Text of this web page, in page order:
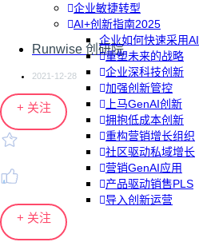
企业敏捷转型
AI+创新指南2025
企业如何快速采用AI
重塑未来的战略
企业深科技创新
加强创新管控
上马GenAI创新
拥抱低成本创新
重构营销增长组织
社区驱动私域增长
营销GenAI应用
产品驱动销售PLS
导入创新运营
Runwise 创研院
2021-12-28
+ 关注
+ 关注